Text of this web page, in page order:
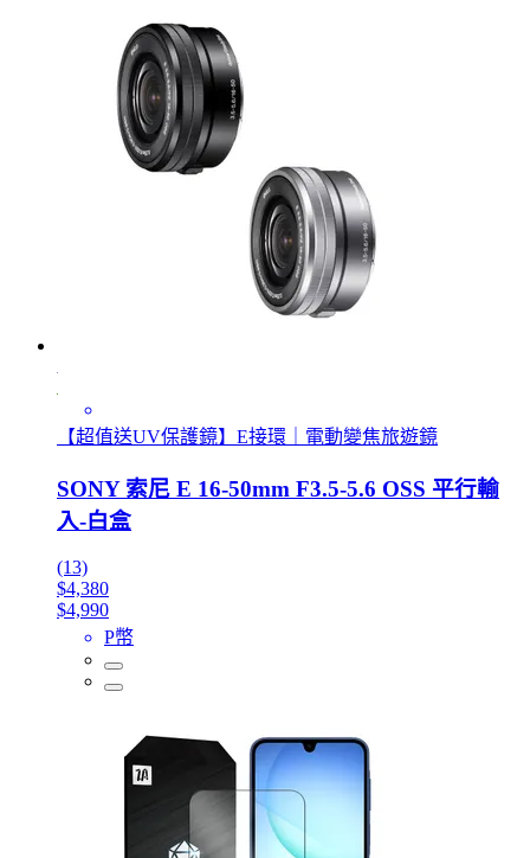
【超值送UV保護鏡】E接環｜電動變焦旅遊鏡
SONY 索尼 E 16-50mm F3.5-5.6 OSS 平行輸
入-白盒
(13)
$4,380
$4,990
P幣